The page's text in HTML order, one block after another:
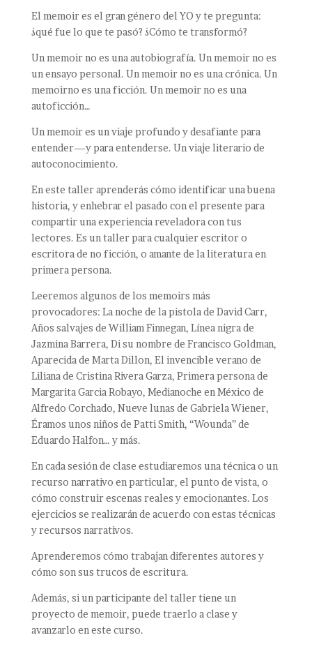
El memoir es el gran género del YO y te pregunta:
¿qué fue lo que te pasó? ¿Cómo te transformó?
Un memoir no es una autobiografía. Un memoir no es
un ensayo personal. Un memoir no es una crónica. Un
memoirno es una ficción. Un memoir no es una
autoficción…
Un memoir es un viaje profundo y desafiante para
entender—y para entenderse. Un viaje literario de
autoconocimiento.
En este taller aprenderás cómo identificar una buena
historia, y enhebrar el pasado con el presente para
compartir una experiencia reveladora con tus
lectores. Es un taller para cualquier escritor o
escritora de no ficción, o amante de la literatura en
primera persona.
Leeremos algunos de los memoirs más
provocadores: La noche de la pistola de David Carr,
Años salvajes de William Finnegan, Línea nigra de
Jazmina Barrera, Di su nombre de Francisco Goldman,
Aparecida de Marta Dillon, El invencible verano de
Liliana de Cristina Rivera Garza, Primera persona de
Margarita Garcia Robayo, Medianoche en México de
Alfredo Corchado, Nueve lunas de Gabriela Wiener,
Éramos unos niños de Patti Smith, “Wounda” de
Eduardo Halfon… y más.
En cada sesión de clase estudiaremos una técnica o un
recurso narrativo en particular, el punto de vista, o
cómo construir escenas reales y emocionantes. Los
ejercicios se realizarán de acuerdo con estas técnicas
y recursos narrativos.
Aprenderemos cómo trabajan diferentes autores y
cómo son sus trucos de escritura.
Además, si un participante del taller tiene un
proyecto de memoir, puede traerlo a clase y
avanzarlo en este curso.